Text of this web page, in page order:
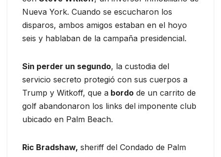
Nueva York. Cuando se escucharon los
disparos, ambos amigos estaban en el hoyo
seis y hablaban de la campaña presidencial.
Sin perder un segundo, la custodia del
servicio secreto protegió con sus cuerpos a
Trump y Witkoff, que a bordo de un carrito de
golf abandonaron los links del imponente club
ubicado en Palm Beach.
Ric Bradshaw, sheriff del Condado de Palm